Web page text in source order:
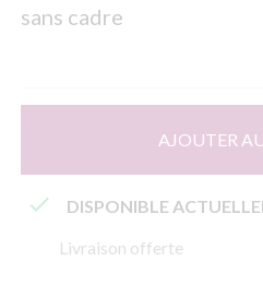
sans cadre
AJOUTER
 DISPONIBLE
Livraison offerte